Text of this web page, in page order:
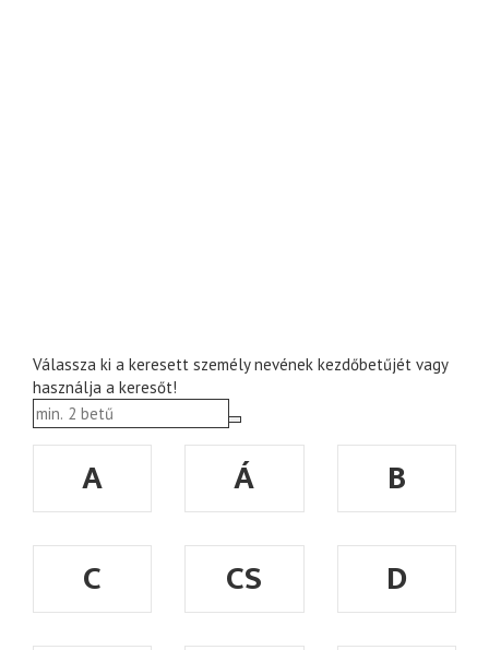
Válassza ki a keresett személy nevének kezdőbetűjét vagy
használja a keresőt!
A Á
B
C
CS
D